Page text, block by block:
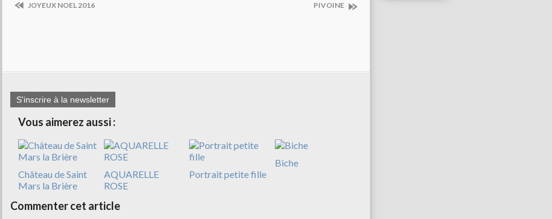
JOYEUX NOEL 2016 PIVOINE
S'inscrire à la newsletter
Vous aimerez aussi :
Château de Saint
Mars la Brière
AQUARELLE
ROSE
Portrait petite fille
Biche
Commenter cet article